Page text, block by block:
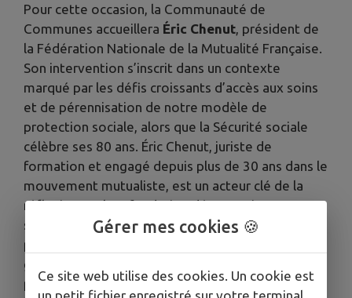
Pour cette occasion, la Communauté de
Communes accueillera Éric Chenut, président de
la Fédération Nationale de la Mutualité Française.
Son intervention s’inscrit dans un contexte
marqué par les défis croissants d’accès aux soins
et de pérennisation de notre modèle de
protection sociale, alors que la Sécurité sociale
célèbre ses 80 ans. Éric Chenut, juriste de
formation et engagé depuis plus de 30 ans dans le
mouvement mutualiste, est un acteur clé de la
réflexion sur la refondation démocratique et
solidaire de notre système de santé. Il viendra
présenter les enjeux et les pistes concrètes pour
garantir un accès équitable aux soins, partout et
pour tous, notamment dans les zones rurales où
Gérer mes cookies 🍪
Ce site web utilise des cookies. Un cookie est